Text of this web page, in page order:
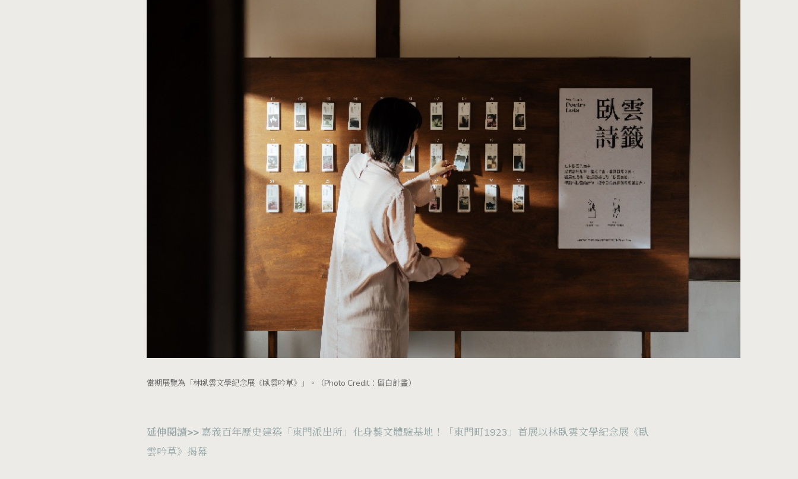
當期展覽為「林臥雲文學紀念展《臥雲吟草》」。（Photo Credit：留白計畫）
延伸閱讀>> 嘉義百年歷史建築「東門派出所」化身藝文體驗基地！「東門町1923」首展以林臥雲文學紀念展《臥
雲吟草》揭幕